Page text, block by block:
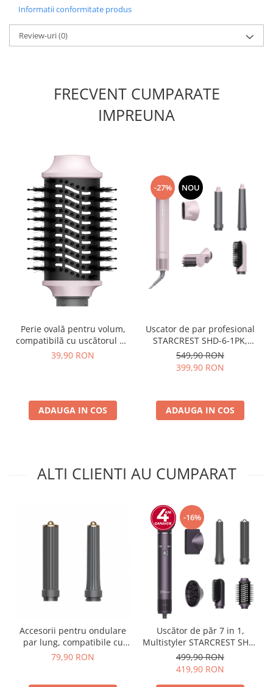
Informatii conformitate produs
Review-uri(0)
FRECVENT CUMPARATE
IMPREUNA
Perie ovală pentru volum,
compatibilă cu uscătorul de
păr STARCREST SHD-6-1PK
39,90 RON
ADAUGA IN COS
-27% NOU
Uscator de par profesional
STARCREST SHD-6-1PK,
1300 W, 6 Accesorii incluse,
3 Trepte de viteza, 3 Trepte
de temperatura, Buton de
549,90 RON
399,90 RON
ADAUGA IN COS
ALTI CLIENTI AU CUMPARAT
Accesorii pentru ondulare
par lung, compatibile cu
uscătorul de păr
79,90 RON
-16%
Uscător de păr 7 in 1,
Multistyler STARCREST SHD-
7-1PP, 1300 W, 3 trepte de
viteză, 3 trepte de
temperatură, mov
499,90 RON
419,90 RON